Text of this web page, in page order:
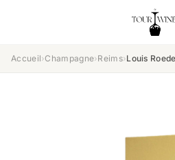
Accueil›Champagne›Reims›Louis